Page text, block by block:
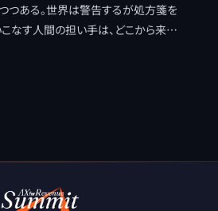
ある。世界は警告するが処方箋を
なす人間の担い手は、どこから来る